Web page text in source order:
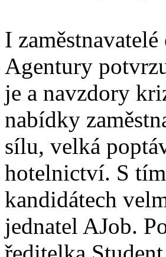
I
Agentury
je a navzdory
nabídky
sílu, velká
hotelnictví. S
kandidátech
jednatel AJob.